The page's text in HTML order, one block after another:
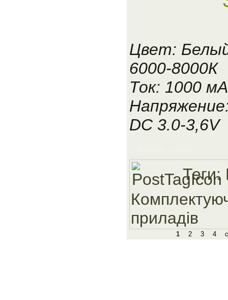
Цвет:
6000-8000К
Ток: 1000 мА
DC 3.0-3,6V
Теги:
приладiв
1 2 3 4